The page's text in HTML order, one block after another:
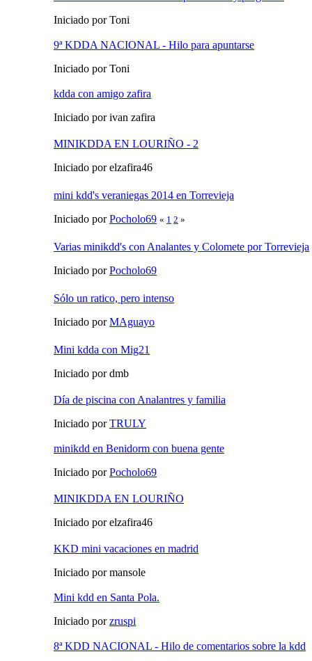
Iniciado por Toni
9ª KDDA NACIONAL - Hilo para apuntarse
Iniciado por Toni
kdda con amigo zafira
Iniciado por ivan zafira
MINIKDDA EN LOURIÑO - 2
Iniciado por elzafira46
mini kdd's veraniegas 2014 en Torrevieja
Iniciado porPocholo69 « 1 2 »
Varias minikdd's con Analantes y Colomete por Torrevieja
Iniciado porPocholo69
Sólo un ratico, pero intenso
Iniciado porMAguayo
Mini kdda con Mig21
Iniciado por dmb
Día de piscina con Analantres y familia
Iniciado porTRULY
minikdd en Benidorm con buena gente
Iniciado porPocholo69
MINIKDDA EN LOURIÑO
Iniciado por elzafira46
KKD mini vacaciones en madrid
Iniciado por mansole
Mini kdd en Santa Pola.
Iniciado porzruspi
8ª KDD NACIONAL - Hilo de comentarios sobre la kdd